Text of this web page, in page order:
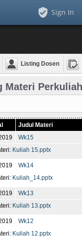
Sign In
Listing Dosen
Materi
Judul Materi
Wk15
Kuliah 15.pptx
Wk14
Kuliah_14.pptx
Wk13
Kuliah 13.pptx
Wk12
Kuliah 12.pptx